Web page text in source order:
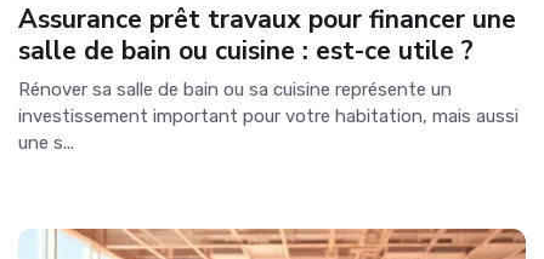
Assurance prêt travaux pour financer une
salle de bain ou cuisine : est-ce utile ?
Rénover sa salle de bain ou sa cuisine représente un
investissement important pour votre habitation, mais aussi
une s...